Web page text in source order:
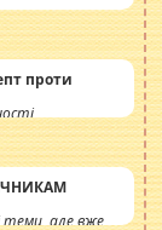
проти
теми, але вже